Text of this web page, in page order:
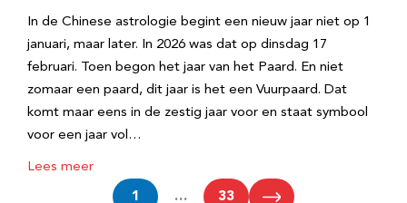
In de Chinese astrologie begint een nieuw jaar niet op 1
januari, maar later. In 2026 was dat op dinsdag 17
februari. Toen begon het jaar van het Paard. En niet
zomaar een paard, dit jaar is het een Vuurpaard. Dat
komt maar eens in de zestig jaar voor en staat symbool
voor een jaar vol…
Lees meer
1 … 33